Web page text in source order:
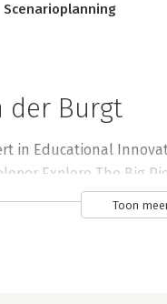
Scenarioplanning
der Burgt
in Educational
Explore The Big
VONK (Avans
cards (game).
Toon